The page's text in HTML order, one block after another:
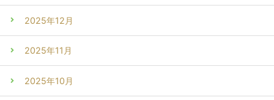
2025年12月
2025年11月
2025年10月